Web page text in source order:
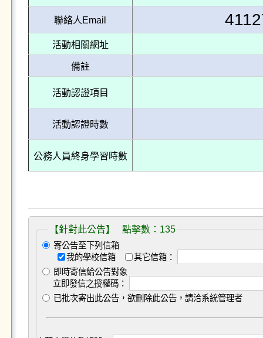
聯絡人Email
活動相關網址
備註
活動認證項目
活動認證時數
公務人員終身學習時數
【針對此公告】 點擊數：135
寄公告至下列信箱
我的學校信箱
其它信箱：
即時寄信給公告對象
立即發信之授權碼：
已批次寄出此公告，欲刪除此公告，請洽系統管理者